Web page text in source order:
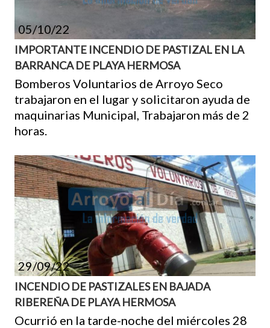
05/10/22
IMPORTANTE INCENDIO DE PASTIZAL EN LA
BARRANCA DE PLAYA HERMOSA
Bomberos Voluntarios de Arroyo Seco
trabajaron en el lugar y solicitaron ayuda de
maquinarias Municipal, Trabajaron más de 2
horas.
29/09/22
INCENDIO DE PASTIZALES EN BAJADA
RIBEREÑA DE PLAYA HERMOSA
Ocurrió en la tarde-noche del miércoles 28